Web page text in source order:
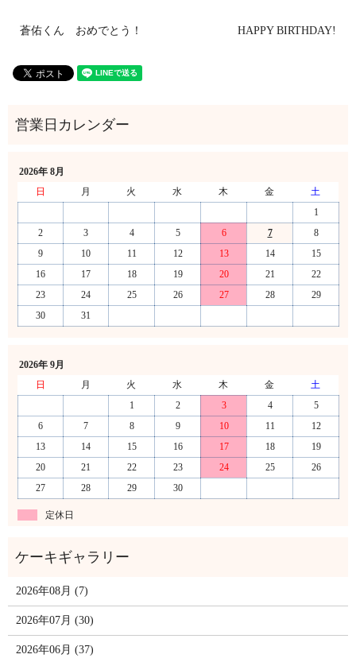
蒼佑くん おめでとう！ HAPPY BIRTHDAY!
2026年 8月
日
月 火 水 木 金
土
1
2
3 4 5 6 7
8
9
10 11 12 13 14
15
16
17 18 19 20 21
22
23
24 25 26 27 28
29
30
31
2026年 9月
日
月 火 水 木 金
土
1
2 3 4
5
6
7 8 9 10 11
12
13
14 15 16 17 18
19
20
21 22 23 24 25
26
27
28 29 30
定休日
2026年08月 (7)
2026年07月 (30)
2026年06月 (37)